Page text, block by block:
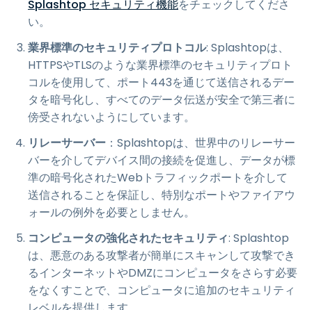
Splashtop セキュリティ機能をチェックしてくださ
い。
業界標準のセキュリティプロトコル: Splashtopは、
HTTPSやTLSのような業界標準のセキュリティプロト
コルを使用して、ポート443を通じて送信されるデー
タを暗号化し、すべてのデータ伝送が安全で第三者に
傍受されないようにしています。
リレーサーバー ：Splashtopは、世界中のリレーサー
バーを介してデバイス間の接続を促進し、データが標
準の暗号化されたWebトラフィックポートを介して
送信されることを保証し、特別なポートやファイアウ
ォールの例外を必要としません。
コンピュータの強化されたセキュリティ: Splashtop
は、悪意のある攻撃者が簡単にスキャンして攻撃でき
るインターネットやDMZにコンピュータをさらす必要
をなくすことで、コンピュータに追加のセキュリティ